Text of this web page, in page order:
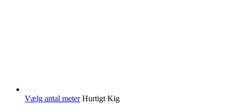
Vælg antal meter Hurtigt Kig